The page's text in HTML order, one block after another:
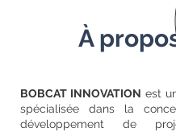
À
BOBCAT INNOVATION est
spécialisée dans la
développement de